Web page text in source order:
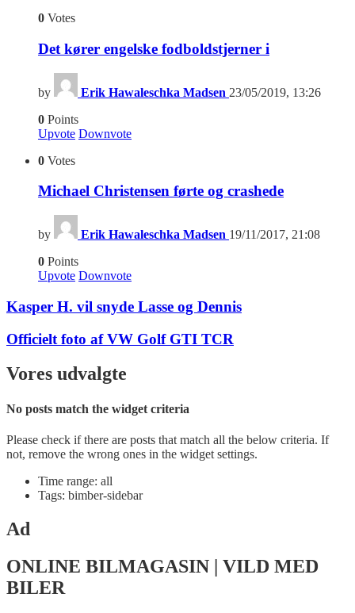
0 Votes
Det kører engelske fodboldstjerner i
by Erik Hawaleschka Madsen 23/05/2019, 13:26
0 Points
Upvote Downvote
0 Votes
Michael Christensen førte og crashede
by Erik Hawaleschka Madsen 19/11/2017, 21:08
0 Points
Upvote Downvote
Kasper H. vil snyde Lasse og Dennis
Officielt foto af VW Golf GTI TCR
Vores udvalgte
No posts match the widget criteria
Please check if there are posts that match all the below criteria. If
not, remove the wrong ones in the widget settings.
Time range: all
Tags: bimber-sidebar
Ad
ONLINE BILMAGASIN | VILD MED
BILER